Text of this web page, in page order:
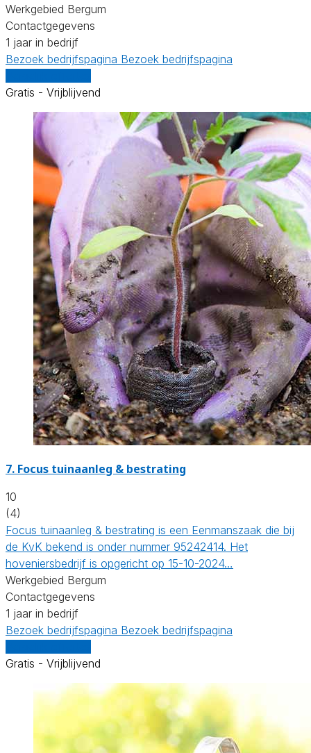
Werkgebied Bergum
Contactgegevens
1 jaar in bedrijf
Bezoek bedrijfspagina Bezoek bedrijfspagina
Gratis - Vrijblijvend
7. Focus tuinaanleg & bestrating
10
(4)
Focus tuinaanleg & bestrating is een Eenmanszaak die bij
de KvK bekend is onder nummer 95242414. Het
hoveniersbedrijf is opgericht op 15-10-2024…
Werkgebied Bergum
Contactgegevens
1 jaar in bedrijf
Bezoek bedrijfspagina Bezoek bedrijfspagina
Gratis - Vrijblijvend